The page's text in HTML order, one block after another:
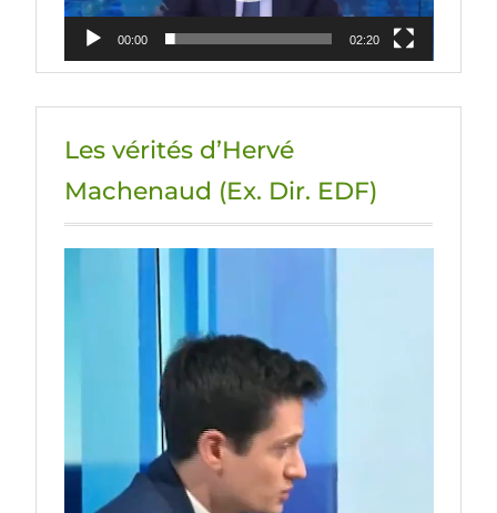
00:00 02:20
Les vérités d’Hervé
Machenaud (Ex. Dir. EDF)